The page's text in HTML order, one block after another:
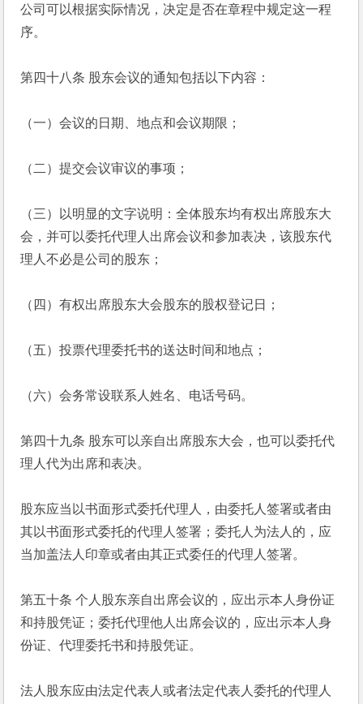
公司可以根据实际情况，决定是否在章程中规定这一程
序。
第四十八条 股东会议的通知包括以下内容：
（一）会议的日期、地点和会议期限；
（二）提交会议审议的事项；
（三）以明显的文字说明：全体股东均有权出席股东大
会，并可以委托代理人出席会议和参加表决，该股东代
理人不必是公司的股东；
（四）有权出席股东大会股东的股权登记日；
（五）投票代理委托书的送达时间和地点；
（六）会务常设联系人姓名、电话号码。
第四十九条 股东可以亲自出席股东大会，也可以委托代
理人代为出席和表决。
股东应当以书面形式委托代理人，由委托人签署或者由
其以书面形式委托的代理人签署；委托人为法人的，应
当加盖法人印章或者由其正式委任的代理人签署。
第五十条 个人股东亲自出席会议的，应出示本人身份证
和持股凭证；委托代理他人出席会议的，应出示本人身
份证、代理委托书和持股凭证。
法人股东应由法定代表人或者法定代表人委托的代理人